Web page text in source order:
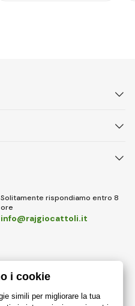
Solitamente rispondiamo entro 8
ore
info@rajgiocattoli.it